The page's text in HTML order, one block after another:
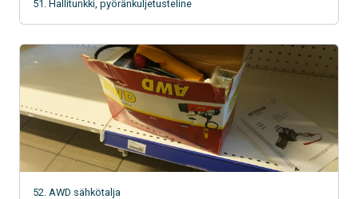
51. Hallitunkki, pyöränkuljetusteline
52. AWD sähkötalja